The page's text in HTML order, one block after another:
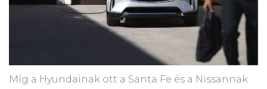
Míg a Hyundainak ott a Santa Fe és a Nissannak